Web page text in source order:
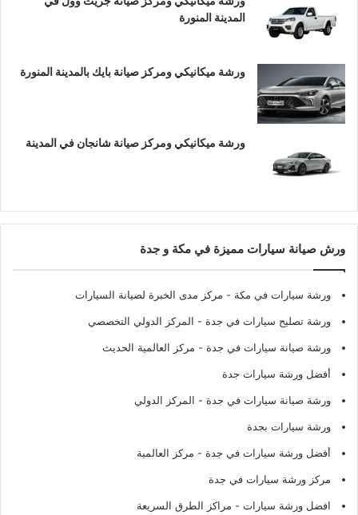
المدينة المنورة
ورشة ميكانيكي ومركز صيانة بايك بالمدينة المنورة
ورشة ميكانيكي ومركز صيانة شانجان في المدينة
ورش صيانة سيارات مميزة في مكة و جدة
ورشة سيارات في مكة - مركز مدى الخبرة لصيانة السيارات
ورشة تصليح سيارات في جدة - المركز الدولي التخصصي
ورشة صيانة سيارات في جدة - مركز العالمية الحديث
أفضل ورشة سيارات جدة
ورشة صيانة سيارات في جدة - المركز الدولي
ورشة سيارات بجدة
أفضل ورشة سيارات في جدة - مركز العالمية
مركز ورشة سيارات في جدة
افضل ورشة سيارات - مراكز الطرق السريعة